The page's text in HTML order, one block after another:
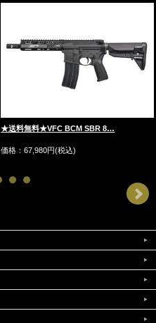
★送料無料★VFC BCM SBR 8…
価格：67,980円(税込)